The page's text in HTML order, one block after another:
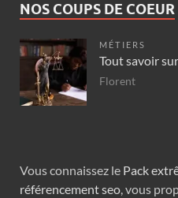
NOS COUPS DE COEUR
MÉTIERS
Tout savoir
Florent
Vous connaissez le Pack
référencement seo, vous